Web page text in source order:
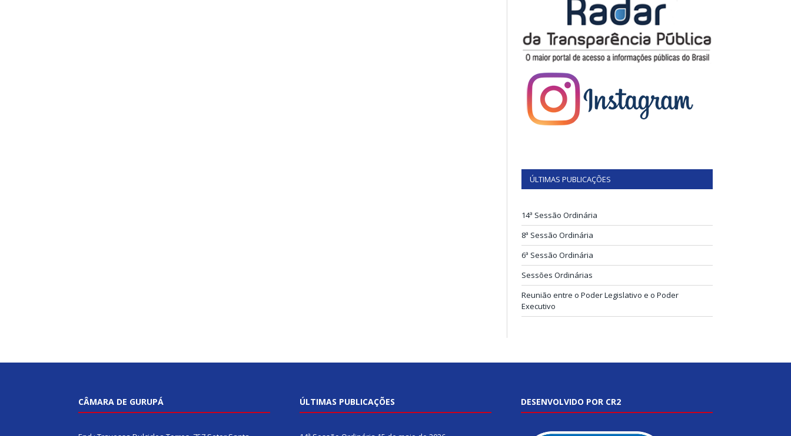
ÚLTIMAS PUBLICAÇÕES
14ª Sessão Ordinária
8ª Sessão Ordinária
6ª Sessão Ordinária
Sessões Ordinárias
Reunião entre o Poder Legislativo e o Poder
Executivo
CÂMARA DE GURUPÁ ÚLTIMAS PUBLICAÇÕES DESENVOLVIDO POR CR2